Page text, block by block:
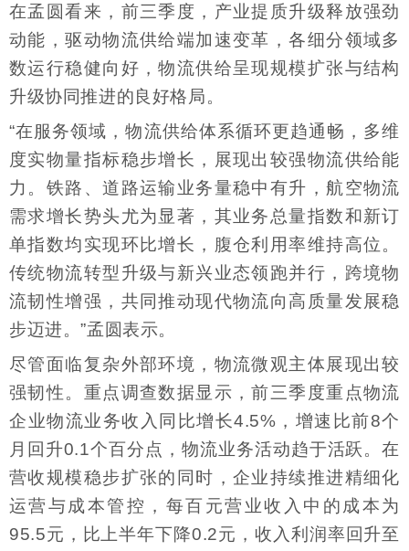
在孟圆看来，前三季度，产业提质升级释放强劲
动能，驱动物流供给端加速变革，各细分领域多
数运行稳健向好，物流供给呈现规模扩张与结构
升级协同推进的良好格局。
“在服务领域，物流供给体系循环更趋通畅，多维
度实物量指标稳步增长，展现出较强物流供给能
力。铁路、道路运输业务量稳中有升，航空物流
需求增长势头尤为显著，其业务总量指数和新订
单指数均实现环比增长，腹仓利用率维持高位。
传统物流转型升级与新兴业态领跑并行，跨境物
流韧性增强，共同推动现代物流向高质量发展稳
步迈进。”孟圆表示。
尽管面临复杂外部环境，物流微观主体展现出较
强韧性。重点调查数据显示，前三季度重点物流
企业物流业务收入同比增长4.5%，增速比前8个
月回升0.1个百分点，物流业务活动趋于活跃。在
营收规模稳步扩张的同时，企业持续推进精细化
运营与成本管控，每百元营业收入中的成本为
95.5元，比上半年下降0.2元，收入利润率回升至